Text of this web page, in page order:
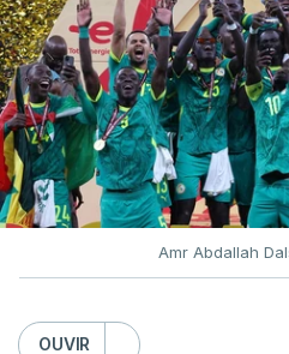
Amr Abdallah
OUVIR